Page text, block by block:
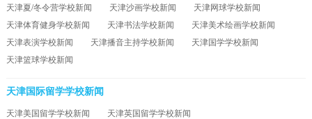
天津夏/冬令营学校新闻
天津沙画学校新闻
天津网球学校新闻
天津体育健身学校新闻
天津书法学校新闻
天津美术绘画学校新闻
天津表演学校新闻
天津播音主持学校新闻
天津国学学校新闻
天津篮球学校新闻
天津国际留学学校新闻
天津美国留学学校新闻
天津英国留学学校新闻